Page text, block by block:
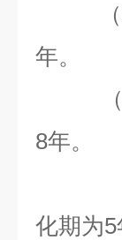
（2）
年。
（3）
8年。
（4
化期为5